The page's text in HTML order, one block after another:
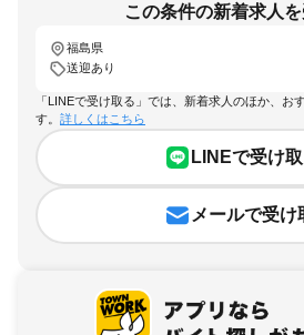
この条件の新着求人
福島県
送迎あり
「LINEで受け取る」では、新着求人のほか、お
す。 詳しくはこちら
LINEで受け
メールで受け